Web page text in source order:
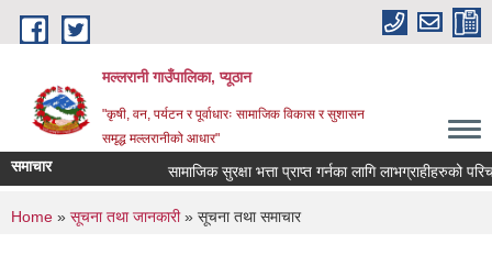
Skip to main content
मल्लरानी गाउँपालिका, प्यूठान
"कृषी, वन, पर्यटन र पूर्वाधारः सामाजिक विकास र सुशासन
समृद्ध मल्लरानीको आधार"
समाचार सामाजिक सुरक्षा भत्ता प्राप्त गर्नका लागि लाभग्राहीहरुको
You are here
Home » सूचना तथा जानकारी» सूचना तथा समाचार